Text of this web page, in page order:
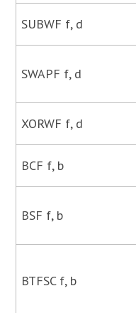
SUBWF f, d
SWAPF f, d
XORWF f, d
BCF f, b
BSF f, b
BTFSC f, b